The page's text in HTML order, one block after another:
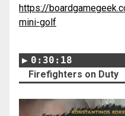
https://
mini-golf
0:30:18
Firefighters on Duty